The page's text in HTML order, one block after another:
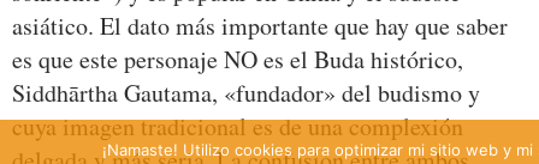
asiático. El dato más importante que hay que saber
es que este personaje NO es el Buda histórico,
Siddhārtha Gautama, «fundador» del budismo y
cuya imagen tradicional es de una complexión
¡Namaste! Utilizo cookies para optimizar mi sitio web y mi